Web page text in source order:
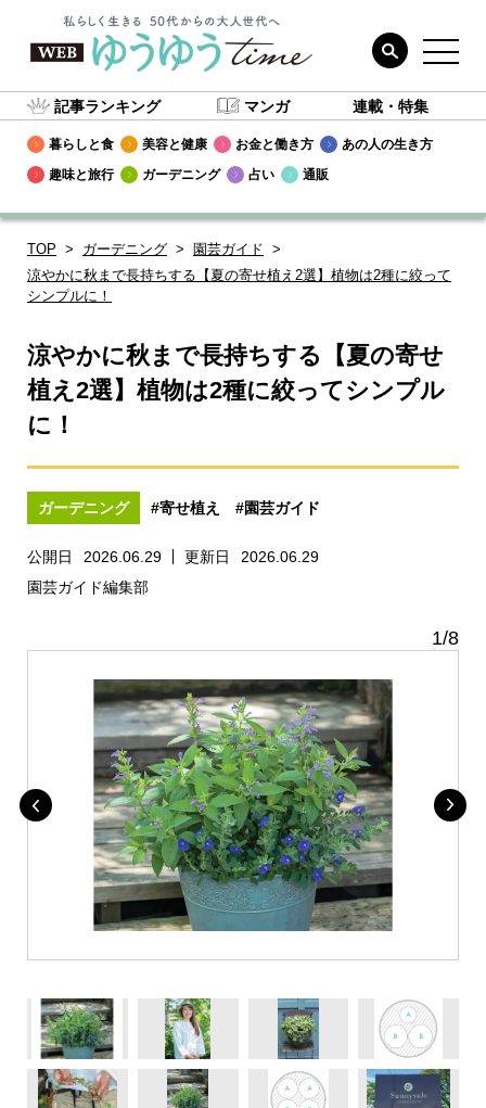
記事ランキング マンガ 連載・特集
暮らしと食 美容と健康 お金と働き方
あの人の生き方
趣味と旅行
ガーデニング 占い 通販
TOP ガーデニング
園芸ガイド
涼やかに秋まで長持ちする【夏の寄せ植え2選】植物は2種に絞って
シンプルに！
涼やかに秋まで長持ちする【夏の寄せ
植え2選】植物は2種に絞ってシンプル
に！
ガーデニング #寄せ植え #園芸ガイド
公開日 2026.06.29 更新日
2026.06.29
園芸ガイド編集部
1/8